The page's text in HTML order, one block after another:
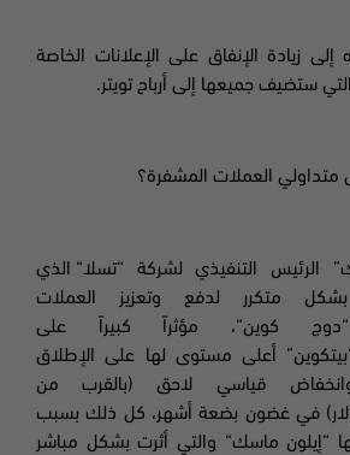
زيادة الإنفاق على الإعلانات الخاصة
ستضيف جميعها إلى أرباح تويتر.
متداولي العملات المشفرة؟
” الرئيس التنفيذي لشركة “تسلا“ الذي
متكرر لدفع وتعزيز العملات
“دوج كوين“، مؤثراً كبيراً على
بيتكوين” أعلى مستوى لها على الإطلاق
وانخفاض قياسي لاحق (بالقرب من
أشهر، كل ذلك بسبب
“إيلون ماسك“ والتي أثرت بشكل مباشر